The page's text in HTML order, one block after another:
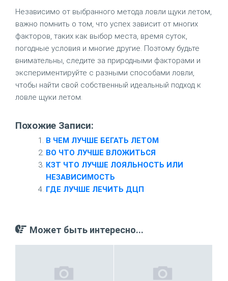
Независимо от выбранного метода ловли щуки летом,
важно помнить о том, что успех зависит от многих
факторов, таких как выбор места, время суток,
погодные условия и многие другие. Поэтому будьте
внимательны, следите за природными факторами и
экспериментируйте с разными способами ловли,
чтобы найти свой собственный идеальный подход к
ловле щуки летом.
Похожие Записи:
В ЧЕМ ЛУЧШЕ БЕГАТЬ ЛЕТОМ
ВО ЧТО ЛУЧШЕ ВЛОЖИТЬСЯ
КЗТ ЧТО ЛУЧШЕ ЛОЯЛЬНОСТЬ ИЛИ
НЕЗАВИСИМОСТЬ
ГДЕ ЛУЧШЕ ЛЕЧИТЬ ДЦП
Может быть интересно...